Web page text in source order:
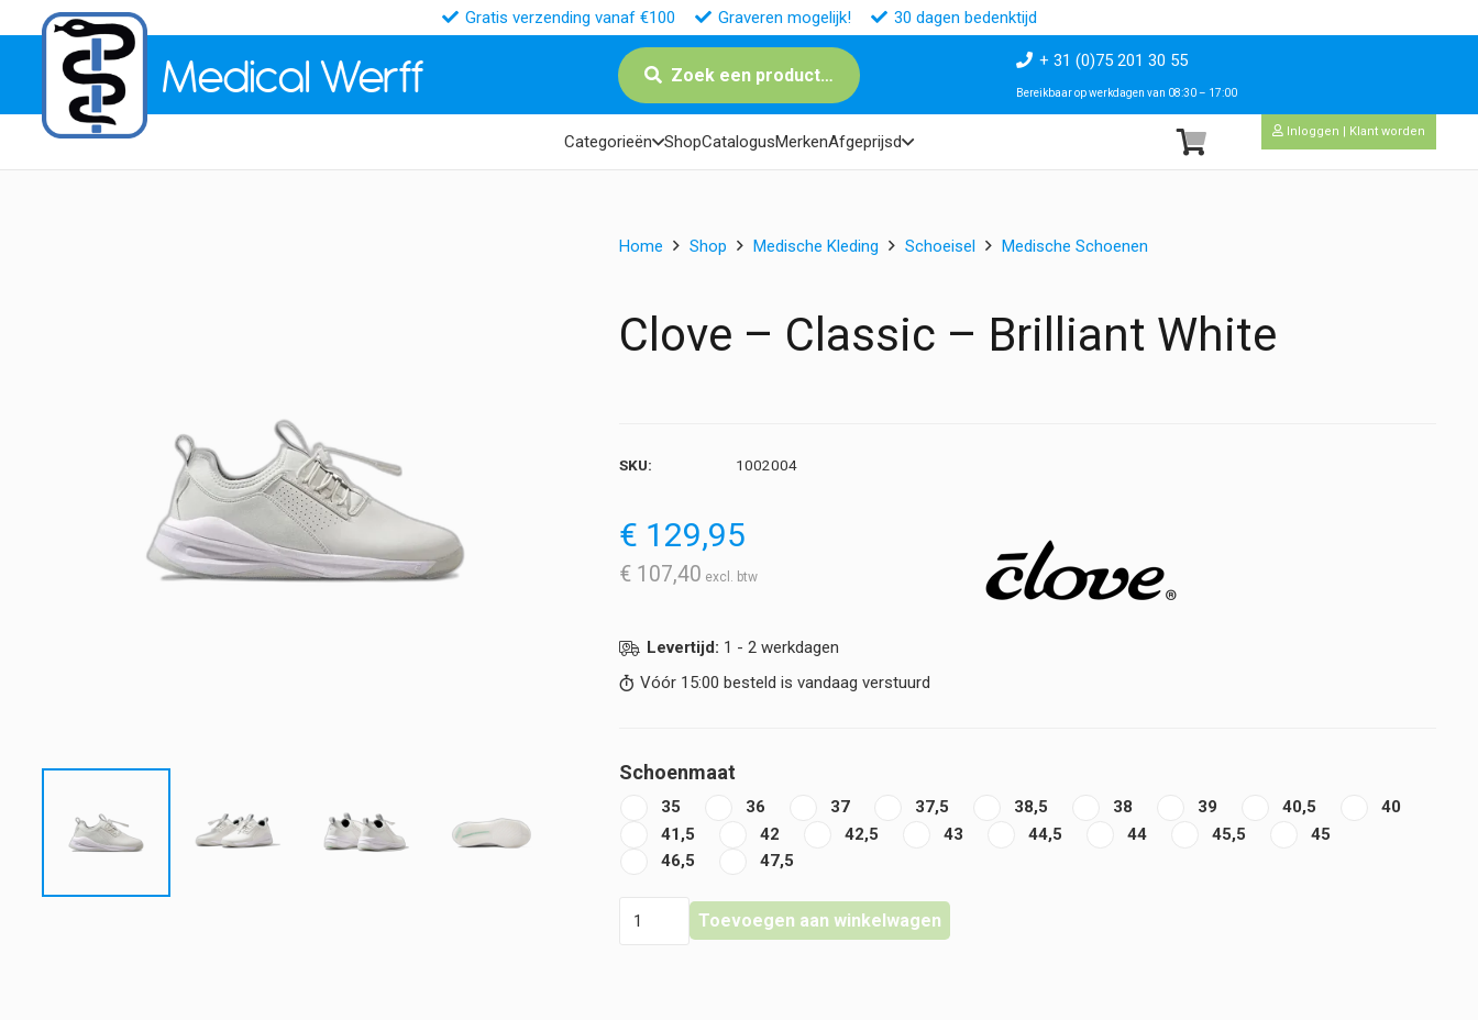
Gratis verzending vanaf €100 Graveren mogelijk! 30 dagen bedenktijd
MedicalWerff Zoek een product…
+ 31 (0)75 201 30 55
Bereikbaar op werkdagen van 08:30 – 17:00
Categorieën ShopCatalogusMerkenAfgeprijsd
Inloggen | Klant worden
Home Shop Medische Kleding Schoeisel Medische Schoenen
Clove – Classic – Brilliant White
SKU: 1002004
€ 129,95
€ 107,40
Levertijd: 1 - 2 werkdagen
Vóór 15:00 besteld is vandaag verstuurd
Schoenmaat
35 36 37 37,5 38,5 38 39 40,5
40
41,5
42 42,5 43 44,5 44 45,5
45
46,5
47,5
Toevoegen aan winkelwagen